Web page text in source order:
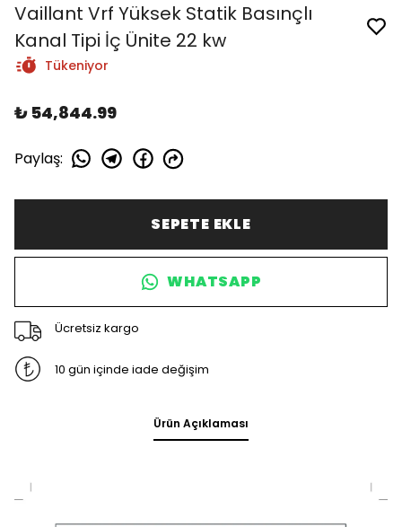
Vaillant Vrf Yüksek Statik Basınçlı
Kanal Tipi İç Ünite 22 kw
Tükeniyor
₺ 54,844.99
Paylaş:
SEPETE EKLE
WHATSAPP
Ücretsiz kargo
10 gün içinde iade değişim
Ürün Açıklaması